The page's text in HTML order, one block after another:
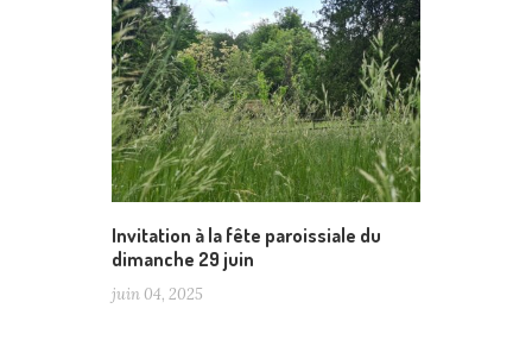
Invitation à la fête paroissiale du
dimanche 29 juin
juin 04, 2025